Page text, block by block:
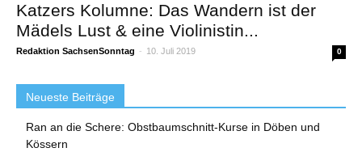
Katzers Kolumne: Das Wandern ist der
Mädels Lust & eine Violinistin...
Redaktion SachsenSonntag - 10. Juli 2019 0
Neueste Beiträge
Ran an die Schere: Obstbaumschnitt-Kurse in Döben und
Kössern